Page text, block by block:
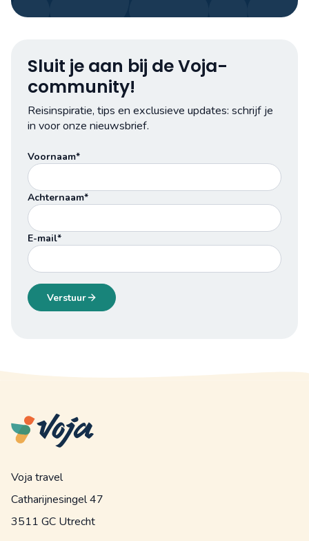
Sluit je aan bij de Voja-
community!
Reisinspiratie, tips en exclusieve updates: schrijf je
in voor onze nieuwsbrief.
Voornaam*
Achternaam*
E-mail*
Verstuur
Voja travel
Catharijnesingel 47
3511 GC Utrecht